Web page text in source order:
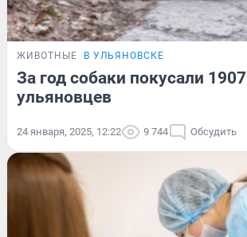
ЖИВОТНЫЕ В УЛЬЯНОВСКЕ
За год собаки покусали 1907
ульяновцев
24 января, 2025, 12:22 9 744 Обсудить